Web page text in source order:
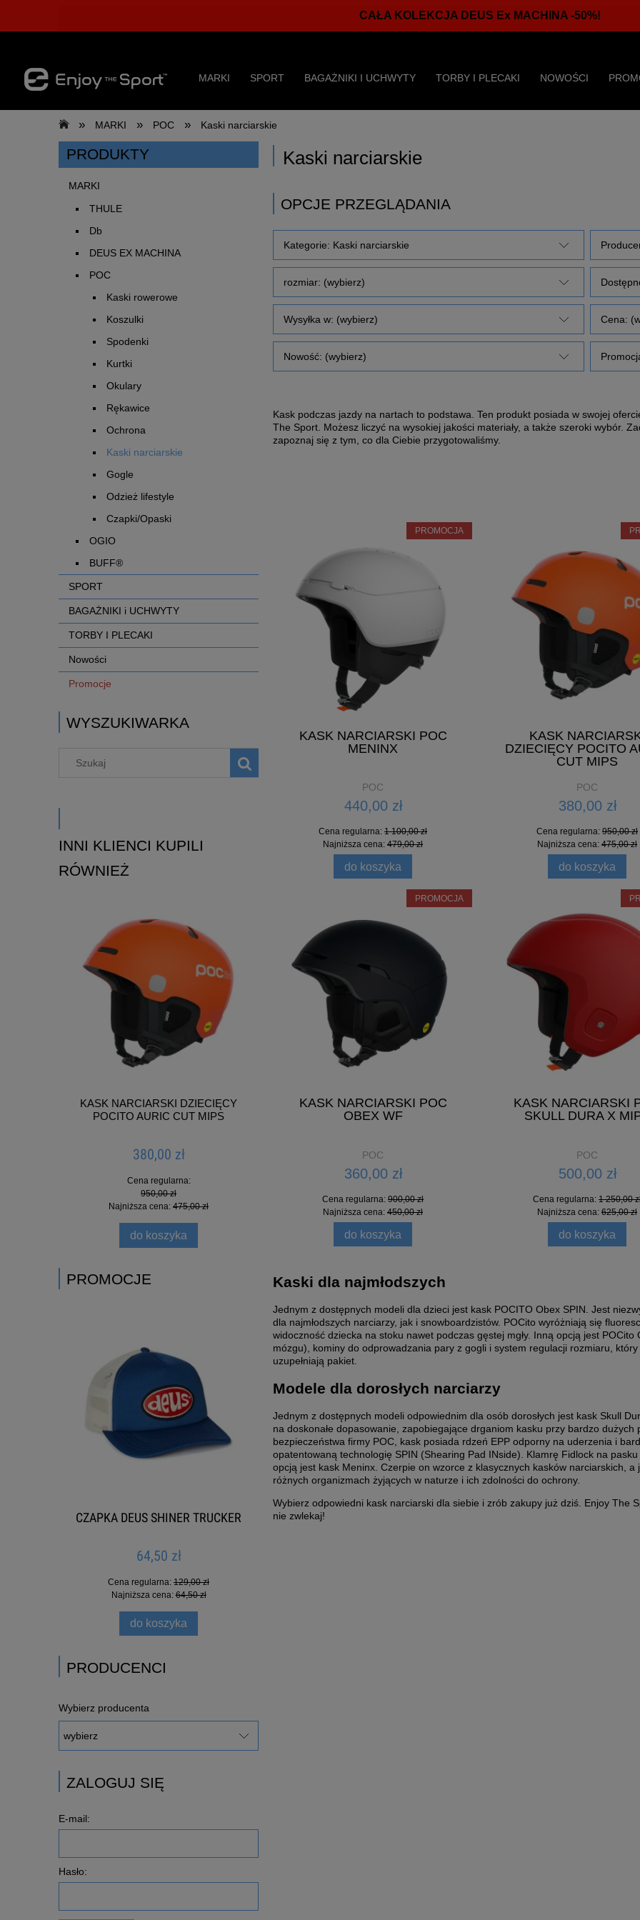
CAŁA KOLEKCJA DEUS Ex MACHINA -50%!
MARKI SPORT BAGAŻNIKI I UCHWYTY TORBY I PLECAKI NOWOŚCI
» MARKI » POC » Kaski narciarskie
PRODUKTY
MARKI
THULE
Db
DEUS EX MACHINA
POC
Kaski rowerowe
Koszulki
Spodenki
Kurtki
Okulary
Rękawice
Ochrona
Kaski narciarskie
Gogle
Odzież lifestyle
Czapki/Opaski
OGIO
BUFF®
SPORT
BAGAŻNIKI i UCHWYTY
TORBY I PLECAKI
Nowości
Promocje
WYSZUKIWARKA
INNI KLIENCI KUPILI
RÓWNIEŻ
KASK NARCIARSKI DZIECIĘCY
POCITO AURIC CUT MIPS
380,00 zł
Cena regularna:
950,00 zł
Najniższa cena: 475,00 zł
do koszyka
KASK NARCIARSKI POC SKULL DURA
X MIPS
500,00 zł
Cena regularna:
1 250,00 zł
Najniższa cena:
625,00 zł
do koszyka
KASK NARCIARSKI
POCITO AURIC CUT
380,00 zł
Cena regularna:
950,00 zł
Najniższa cena:
475,00 zł
do koszyka
PROMOCJE
CZAPKA DEUS SHINER TRUCKER
64,50 zł
Cena regularna: 129,00 zł
Najniższa cena:64,50 zł
do koszyka
TORBA NA PRZYBORY TOALETOWE
PRODUCENCI
Wybierz producenta
ZALOGUJ SIĘ
E-mail:
Hasło:
Kaski narciarskie
OPCJE PRZEGLĄDANIA
Kategorie: Kaski narciarskie
rozmiar: (wybierz)
Wysyłka w: (wybierz) Cena:
Nowość: (wybierz)
Kask podczas jazdy na nartach to podstawa. Ten produkt posiada w swojej
The Sport. Możesz liczyć na wysokiej jakości materiały, a także szeroki wybór.
zapoznaj się z tym, co dla Ciebie przygotowaliśmy.
KASK NARCIARSKI POC
MENINX
POC
440,00 zł
Cena regularna: 1 100,00 zł
Najniższa cena: 479,00 zł
do koszyka
PROMOCJA
KASK
DZIECIĘCY POCITO
CUT MIPS
POC
380,00 zł
Cena regularna: 950,00 zł
Najniższa cena: 475,00 zł
do koszyka
KASK NARCIARSKI POC
OBEX WF
POC
360,00 zł
Cena regularna: 900,00 zł
Najniższa cena: 450,00 zł
do koszyka
PROMOCJA
KASK NARCIARSKI
SKULL DURA X
POC
500,00 zł
Cena regularna: 1 250,00
Najniższa cena: 625,00 zł
do koszyka
Kaski dla najmłodszych
Jednym z dostępnych modeli dla dzieci jest kask POCITO Obex SPIN. Jest
dla najmłodszych narciarzy, jak i snowboardzistów. POCito wyróżniają się
widoczność dziecka na stoku nawet podczas gęstej mgły. Inną opcją jest
mózgu), kominy do odprowadzania pary z gogli i system regulacji rozmiaru,
uzupełniają pakiet.
Modele dla dorosłych narciarzy
Jednym z dostępnych modeli odpowiednim dla osób dorosłych jest kask Skull
na doskonałe dopasowanie, zapobiegające drganiom kasku przy bardzo
bezpieczeństwa firmy POC, kask posiada rdzeń EPP odporny na uderzenia i
opatentowaną technologię SPIN (Shearing Pad INside). Klamrę Fidlock na
opcją jest kask Meninx. Czerpie on wzorce z klasycznych kasków narciarskich,
różnych organizmach żyjących w naturze i ich zdolności do ochrony.
Wybierz odpowiedni kask narciarski dla siebie i zrób zakupy już dziś. Enjoy The
nie zwlekaj!